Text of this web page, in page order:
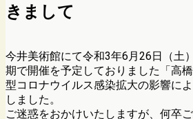
きまして
今井美術館にて令和3年6月26日（土
期で開催を予定しておりました「高
型コロナウイルス感染拡大の影響に
しました。
ご迷惑をおかけいたしますが、何卒